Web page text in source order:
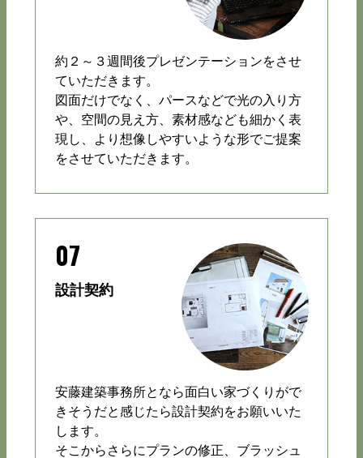
約２～３週間後プレゼンテーションをさせ
ていただきます。
図面だけでなく、パースなどで光の入り方
や、空間の見え方、素材感なども細かく表
現し、より想像しやすいような形でご提案
をさせていただきます。
07
設計契約
安藤建築事務所となら面白い家づくりがで
きそうだと感じたら設計契約をお願いいた
します。
そこからさらにプランの修正、ブラッシュ